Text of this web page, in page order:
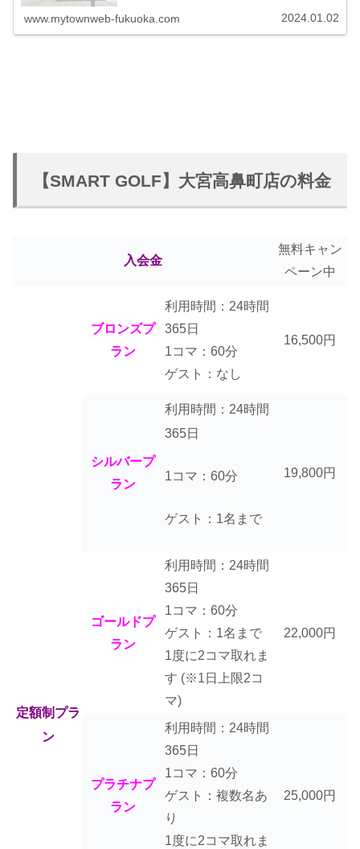
www.mytownweb-fukuoka.com 2024.01.02
【SMART GOLF】大宮高鼻町店の料金
入会金
無料キャン
ペーン中
定額制プラ
ン
ブロンズプ
ラン
利用時間：24時間
365日
1コマ：60分
ゲスト：なし
16,500円
シルバープ
ラン
利用時間：24時間
365日
1コマ：60分
ゲスト：1名まで
19,800円
ゴールドプ
ラン
利用時間：24時間
365日
1コマ：60分
ゲスト：1名まで
1度に2コマ取れま
す (※1日上限2コ
マ)
22,000円
プラチナプ
ラン
利用時間：24時間
365日
1コマ：60分
ゲスト：複数名あ
り
1度に2コマ取れま
25,000円